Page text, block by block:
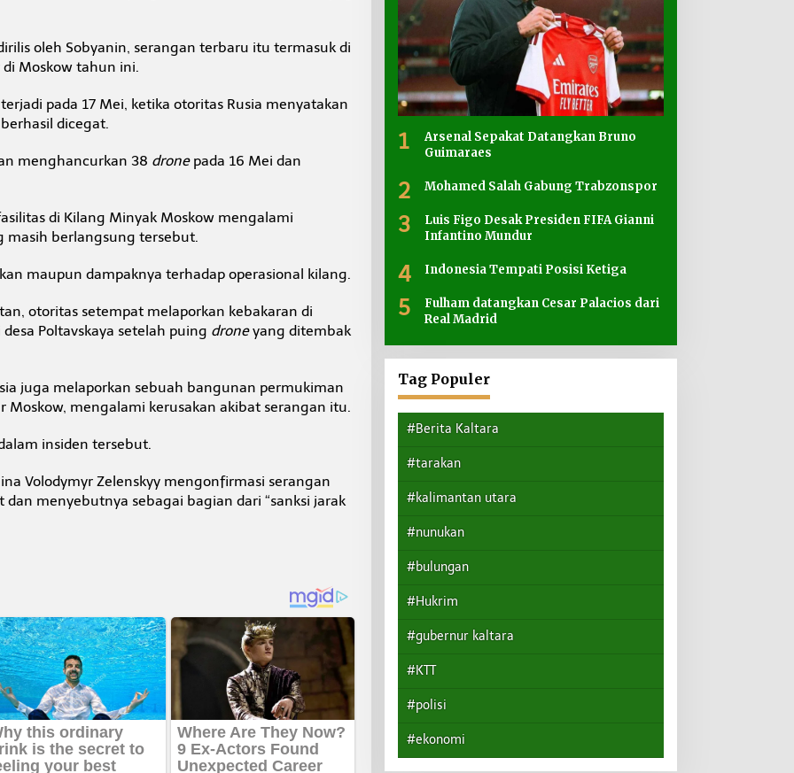
oleh Sobyanin, serangan terbaru itu termasuk di
Moskow tahun ini.
pada 17 Mei, ketika otoritas Rusia menyatakan
dicegat.
menghancurkan 38 dronepada 16 Mei dan
di Kilang Minyak Moskow mengalami
masih berlangsung tersebut.
maupun dampaknya terhadap operasional kilang.
otoritas setempat melaporkan kebakaran di
Poltavskaya setelah puing droneyang ditembak
juga melaporkan sebuah bangunan permukiman
Moskow, mengalami kerusakan akibat serangan itu.
insiden tersebut.
Volodymyr Zelenskyy mengonfirmasi serangan
menyebutnya sebagai bagian dari “sanksi jarak
1
Arsenal Sepakat Datangkan Bruno
Guimaraes
2 Mohamed Salah Gabung Trabzonspor
3
Luis Figo Desak Presiden FIFA Gianni
Infantino Mundur
4 Indonesia Tempati Posisi Ketiga
5
Fulham datangkan Cesar Palacios dari
Real Madrid
Tag Populer
#Berita Kaltara
#tarakan
#kalimantan utara
#nunukan
#bulungan
#Hukrim
#gubernur kaltara
#KTT
#polisi
#ekonomi